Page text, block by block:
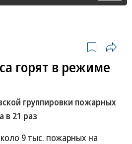
горят в режиме
группировки пожарных
в 21 раз
9 тыс. пожарных на